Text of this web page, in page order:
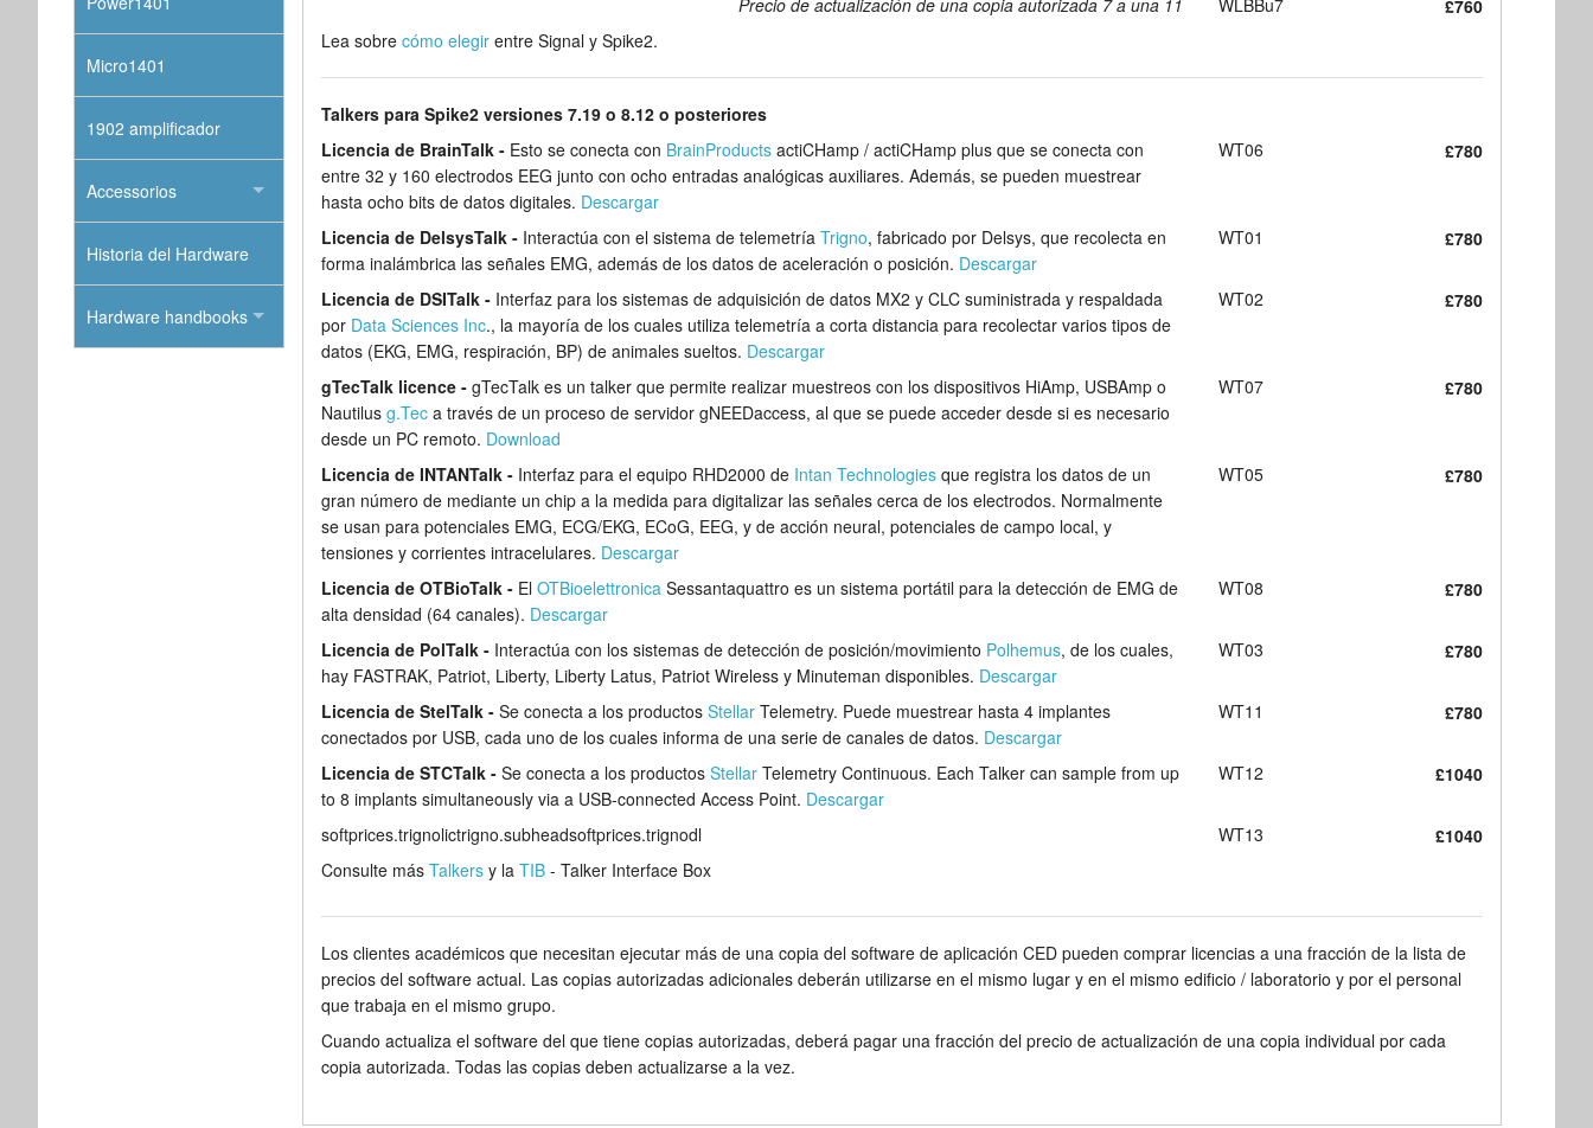
£760
Lea sobre cómo elegir entre Signal y Spike2.
Talkers para Spike2 versiones 7.19 o 8.12 o posteriores
Licencia de BrainTalk - Esto se conecta con BrainProducts actiCHamp / actiCHamp plus que se conecta con
entre 32 y 160 electrodos EEG junto con ocho entradas analógicas auxiliares. Además, se pueden muestrear
hasta ocho bits de datos digitales. Descargar
WT06 £780
Licencia de DelsysTalk - Interactúa con el sistema de telemetría Trigno, fabricado por Delsys, que recolecta en
forma inalámbrica las señales EMG, además de los datos de aceleración o posición. Descargar
WT01 £780
Licencia de DSITalk - Interfaz para los sistemas de adquisición de datos MX2 y CLC suministrada y respaldada
por Data Sciences Inc., la mayoría de los cuales utiliza telemetría a corta distancia para recolectar varios tipos de
datos (EKG, EMG, respiración, BP) de animales sueltos. Descargar
WT02 £780
gTecTalk licence - gTecTalk es un talker que permite realizar muestreos con los dispositivos HiAmp, USBAmp o
Nautilus g.Tec a través de un proceso de servidor gNEEDaccess, al que se puede acceder desde si es necesario
desde un PC remoto. Download
WT07 £780
Licencia de INTANTalk - Interfaz para el equipo RHD2000 de Intan Technologies que registra los datos de un
gran número de mediante un chip a la medida para digitalizar las señales cerca de los electrodos. Normalmente
se usan para potenciales EMG, ECG/EKG, ECoG, EEG, y de acción neural, potenciales de campo local, y
tensiones y corrientes intracelulares. Descargar
WT05 £780
Licencia de OTBioTalk - El OTBioelettronica Sessantaquattro es un sistema portátil para la detección de EMG de
alta densidad (64 canales). Descargar
WT08 £780
Licencia de PolTalk - Interactúa con los sistemas de detección de posición/movimiento Polhemus, de los cuales,
hay FASTRAK, Patriot, Liberty, Liberty Latus, Patriot Wireless y Minuteman disponibles. Descargar
WT03 £780
Licencia de StelTalk - Se conecta a los productos Stellar Telemetry. Puede muestrear hasta 4 implantes
conectados por USB, cada uno de los cuales informa de una serie de canales de datos. Descargar
WT11 £780
Licencia de STCTalk - Se conecta a los productos Stellar Telemetry Continuous. Each Talker can sample from up
to 8 implants simultaneously via a USB-connected Access Point. Descargar
WT12 £1040
softprices.trignolictrigno.subheadsoftprices.trignodl WT13
£1040
Consulte más Talkers y la TIB - Talker Interface Box
Los clientes académicos que necesitan ejecutar más de una copia del software de aplicación CED pueden comprar licencias a una fracción de la lista de
precios del software actual. Las copias autorizadas adicionales deberán utilizarse en el mismo lugar y en el mismo edificio / laboratorio y por el personal
que trabaja en el mismo grupo.
Cuando actualiza el software del que tiene copias autorizadas, deberá pagar una fracción del precio de actualización de una copia individual por cada
copia autorizada. Todas las copias deben actualizarse a la vez.
Micro1401
1902 amplificador
Accessorios
Historia del Hardware
Hardware handbooks